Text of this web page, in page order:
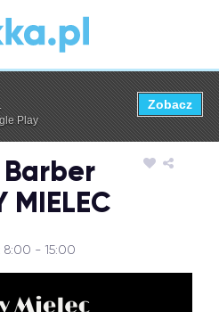
MIELEC
8:00 - 15:00
Play
Zobacz